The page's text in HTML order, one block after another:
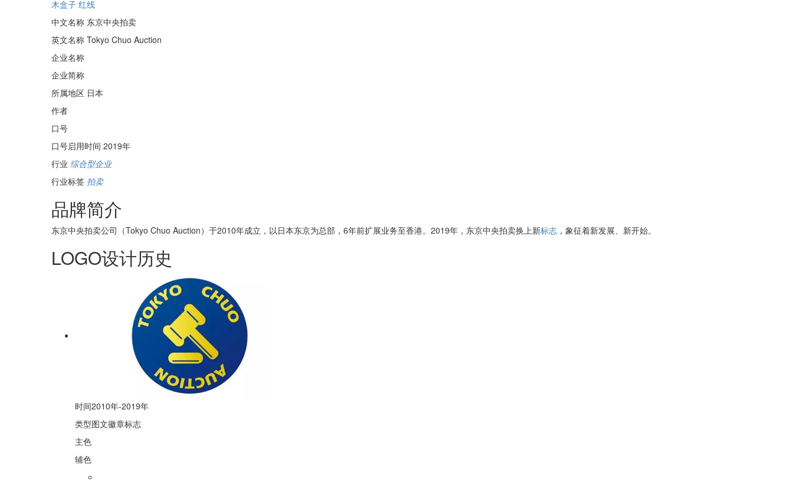
木盒子 红线
中文名称 东京中央拍卖
英文名称 Tokyo Chuo Auction
企业名称
企业简称
所属地区 日本
作者
口号
口号启用时间 2019年
行业 综合型企业
行业标签 拍卖
品牌简介
东京中央拍卖公司（Tokyo Chuo Auction）于2010年成立，以日本东京为总部，6年前扩展业务至香港。2019年，东京中央拍卖换上新标志 ，象征着新发展、新开始。
LOGO设计历史
时间2010年-2019年
类型图文徽章标志
主色
辅色